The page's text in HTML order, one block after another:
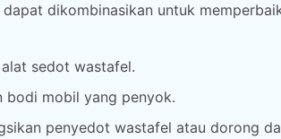
dikombinasikan untuk
sedot wastafel.
bodi mobil yang penyok.
penyedot wastafel atau dorong